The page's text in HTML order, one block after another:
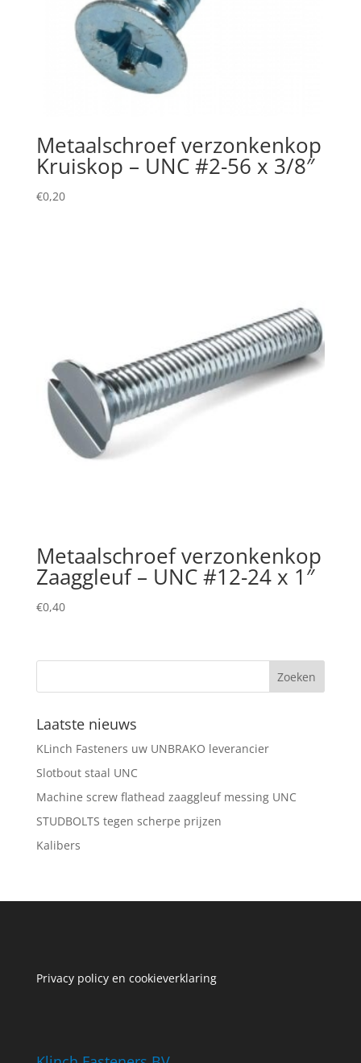
Metaalschroef verzonkenkop
Kruiskop – UNC #2-56 x 3/8″
€0,20
Metaalschroef verzonkenkop
Zaaggleuf – UNC #12-24 x 1″
€0,40
Laatste nieuws
KLinch Fasteners uw UNBRAKO leverancier
Slotbout staal UNC
Machine screw flathead zaaggleuf messing UNC
STUDBOLTS tegen scherpe prijzen
Kalibers
Privacy policy en cookieverklaring